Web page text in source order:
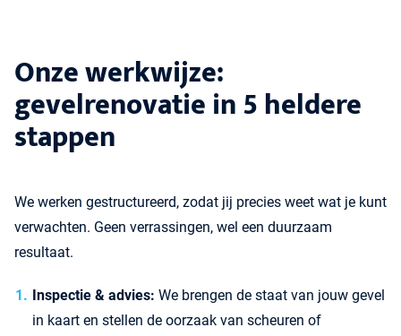
Onze werkwijze:
gevelrenovatie in 5 heldere
stappen
We werken gestructureerd, zodat jij precies weet wat je kunt
verwachten. Geen verrassingen, wel een duurzaam
resultaat.
Inspectie & advies: We brengen de staat van jouw gevel
in kaart en stellen de oorzaak van scheuren of